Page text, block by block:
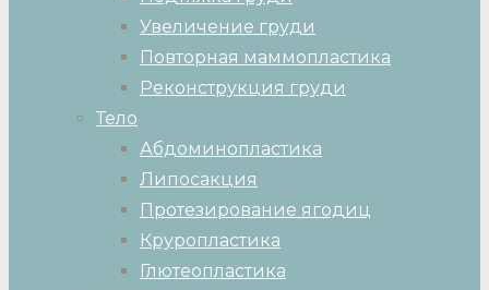
Увеличение груди
Повторная маммопластика
Реконструкция груди
Тело
Абдоминопластика
Липосакция
Протезирование ягодиц
Круропластика
Глютеопластика